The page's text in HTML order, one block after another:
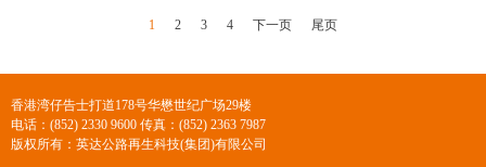
1 2 3 4 下一页 尾页
香港湾仔告士打道178号华懋世纪广场29楼
电话：(852) 2330 9600 传真：(852) 2363 7987
版权所有：英达公路再生科技(集团)有限公司